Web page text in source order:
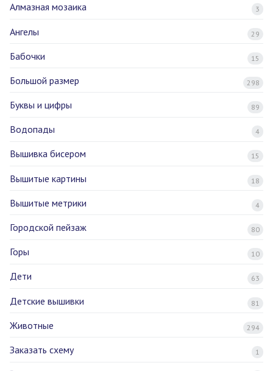
Алмазная мозаика 3
Ангелы 29
Бабочки 15
Большой размер 298
Буквы и цифры 89
Водопады 4
Вышивка бисером 15
Вышитые картины 18
Вышитые метрики 4
Городской пейзаж 80
Горы 10
Дети 63
Детские вышивки 81
Животные 294
Заказать схему 1